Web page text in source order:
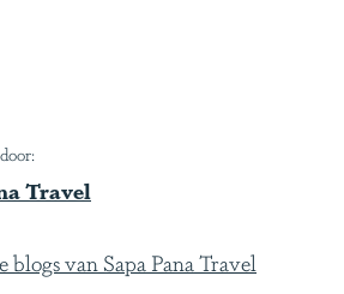
Travel
blogs van Sapa Pana Travel